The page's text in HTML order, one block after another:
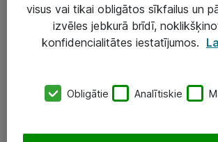
Darba vietu IT risinājumi
Serveri un datu centri
SIA „ATEA”
eShop@atea.lv
visus vai tikai obligātos sīkfailus un
izvēles jebkurā brīdī,
konfidencialitātes iestatījumos.
Obligātie Analītiskie